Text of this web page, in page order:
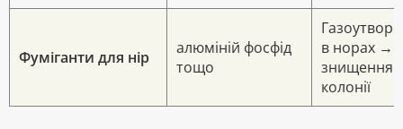
Фуміганти для нір
алюміній фосфід
тощо
в норах →
знищення
колонії